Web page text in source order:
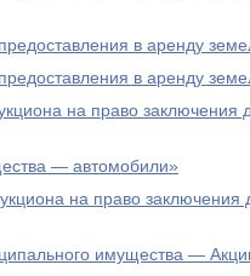
в аренду
в аренду
на право заключения
— автомобили»
на право заключения
имущества —